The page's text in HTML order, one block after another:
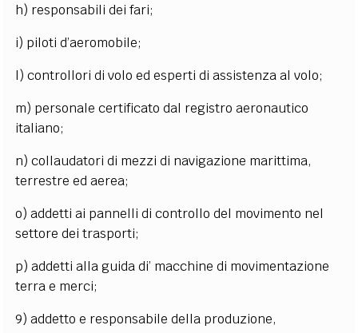
h) responsabili dei fari;
i) piloti d’aeromobile;
l) controllori di volo ed esperti di assistenza al volo;
m) personale certificato dal registro aeronautico
italiano;
n) collaudatori di mezzi di navigazione marittima,
terrestre ed aerea;
o) addetti ai pannelli di controllo del movimento nel
settore dei trasporti;
p) addetti alla guida di’ macchine di movimentazione
terra e merci;
9) addetto e responsabile della produzione,